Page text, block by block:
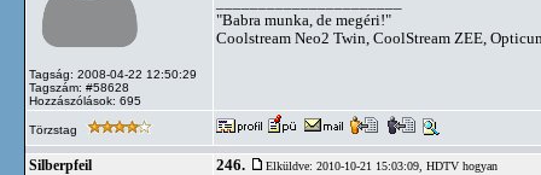
Tagság: 2008-04-22 12:50:29
Tagszám: #58628
Hozzászólások: 695
"Babra munka, de megéri!"
Coolstream Neo2 Twin, CoolStream ZEE,
Törzstag
Silberpfeil 246. Elküldve: 2010-10-21 15:03:09, HDTV hogyan